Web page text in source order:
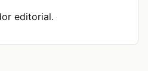
editorial.